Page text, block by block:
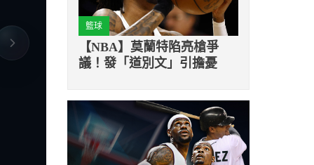
籃球
【NBA】莫蘭特陷亮槍爭
議！發「道別文」引擔憂